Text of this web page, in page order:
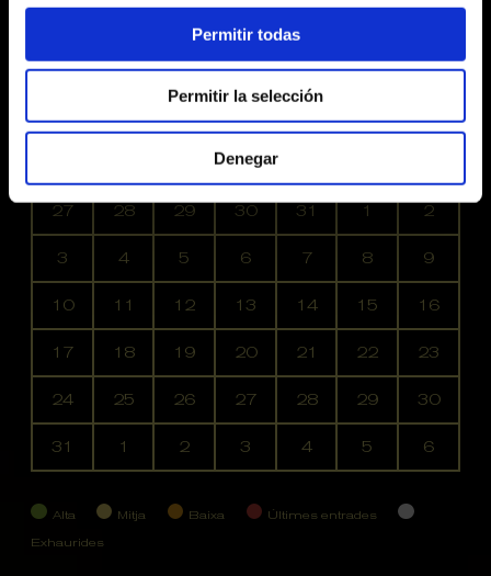
Permitir todas
Permitir la selección
Denegar
TROMBÓ: Jonatan Ripoll Moreno
Agost 2026
Dj
No hi ha cap activitat aquest mes
27 28 29 30 31 1 2
3 4 5 6 7 8 9
10 11 12 13 14 15 16
17 18 19 20 21 22 23
24 25 26 27 28 29 30
31 1 2 3 4 5 6
Alta Mitja Baixa Últimes entrades
Exhaurides